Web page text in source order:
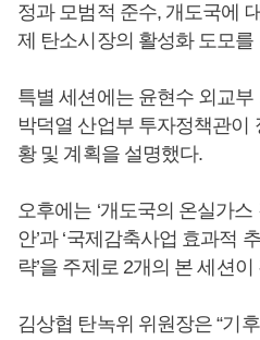
정과 모범적 준수, 개도국에
제 탄소시장의 활성화 도모를
특별 세션에는 윤현수 외교
박덕열 산업부 투자정책관이
황 및 계획을 설명했다.
오후에는 ‘개도국의 온실가
안’과 ‘국제감축사업 효과적
략’을 주제로 2개의 본 세션
김상협 탄녹위 위원장은 “기